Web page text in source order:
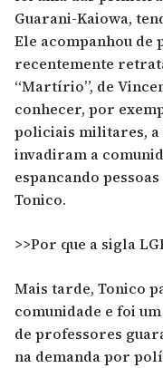
Guarani-Kaiowa,
Ele acompanhou de
recentemente
“Martírio”, de
conhecer, por
policiais militares,
invadiram a
espancando
Tonico.
>>Por que a sigla
Mais tarde, Tonico
comunidade e foi
de professores
na demanda por